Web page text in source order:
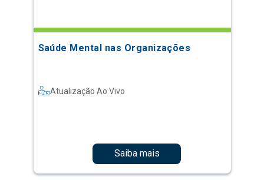
Saúde Mental nas Organizações
Atualização Ao Vivo
Saiba mais